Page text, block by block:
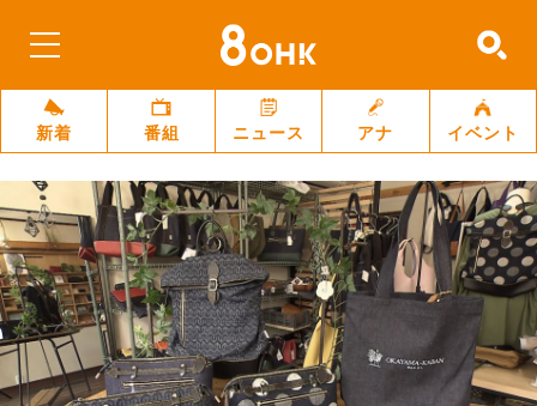
新着 番組 ニュース アナ イベント